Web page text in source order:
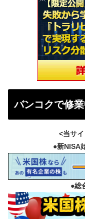
バンコクで修
<当サ
●新NISA
●総